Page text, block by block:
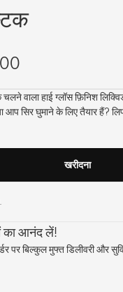
वाला हाई ग्लॉस फ़िनिश
सिर घुमाने के लिए तैयार हैं?
खरीदना
का आनंद लें!
पर बिल्कुल मुफ्त डिलीवरी और